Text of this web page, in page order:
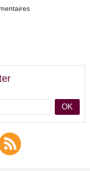
OK